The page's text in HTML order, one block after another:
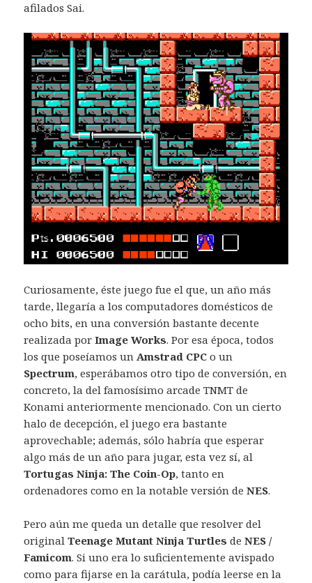
afilados Sai.
Curiosamente, éste juego fue el que, un año más
tarde, llegaría a los computadores domésticos de
ocho bits, en una conversión bastante decente
realizada porImage Works. Por esa época, todos
los que poseíamos unAmstrad CPC o un
Spectrum, esperábamos otro tipo de conversión, en
concreto, la del famosísimo arcade TNMT de
Konami anteriormente mencionado. Con un cierto
halo de decepción, el juego era bastante
aprovechable; además, sólo habría que esperar
algo más de un año para jugar, esta vez sí, al
Tortugas Ninja: The Coin-Op, tanto en
ordenadores como en la notable versión deNES.
Pero aún me queda un detalle que resolver del
originalTeenage Mutant Ninja Turtles deNES /
Famicom. Si uno era lo suficientemente avispado
como para fijarse en la carátula, podía leerse en la